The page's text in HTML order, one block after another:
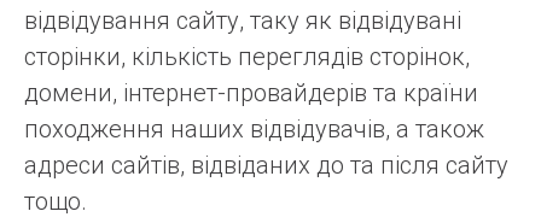
відвідування сайту, таку як відвідувані
сторінки, кількість переглядів сторінок,
домени, інтернет-провайдерів та країни
походження наших відвідувачів, а також
адреси сайтів, відвіданих до та після сайту
тощо.